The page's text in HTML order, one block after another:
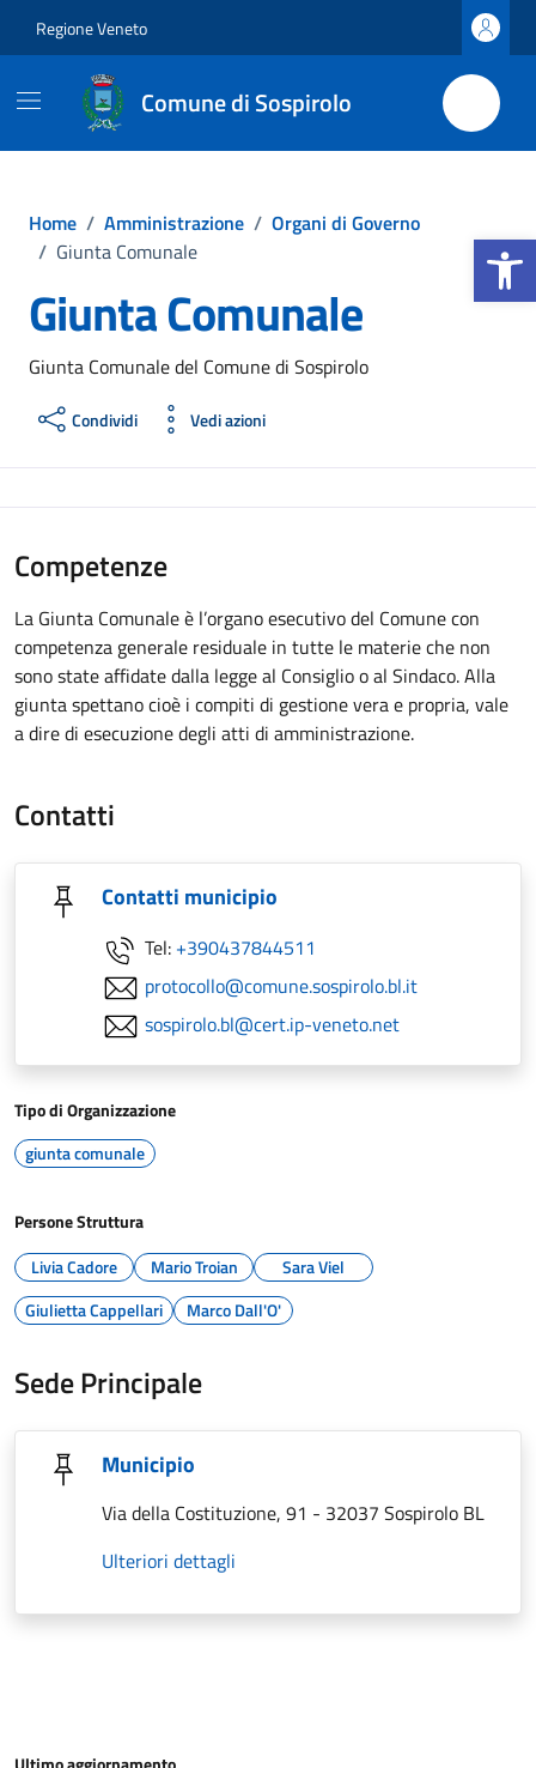
Apri la
Regione Veneto
Comune di Sospirolo
Home / Amministrazione / Organi di Governo
/ Giunta Comunale
Giunta Comunale
Giunta Comunale del Comune di Sospirolo
Condividi Vedi azioni
Competenze
La Giunta Comunale è l’organo esecutivo del Comune con
competenza generale residuale in tutte le materie che non
sono state affidate dalla legge al Consiglio o al Sindaco. Alla
giunta spettano cioè i compiti di gestione vera e propria, vale
a dire di esecuzione degli atti di amministrazione.
Contatti
Contatti municipio
Tel: +390437844511
protocollo@comune.sospirolo.bl.it
sospirolo.bl@cert.ip-veneto.net
Tipo di Organizzazione
giunta comunale
Persone Struttura
Livia Cadore
Mario Troian
Sara Viel
Giulietta Cappellari
Marco Dall'O'
Sede Principale
Municipio
Via della Costituzione, 91 - 32037 Sospirolo BL
Ulteriori dettagli